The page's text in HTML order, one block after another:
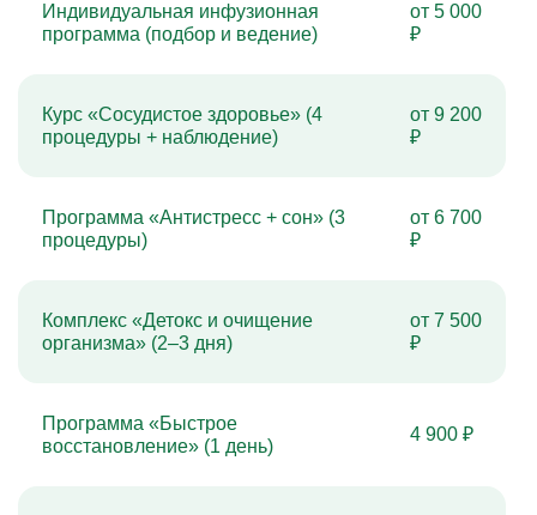
Индивидуальная инфузионная
программа (подбор и ведение)
от 5 000
₽
Курс «Сосудистое здоровье» (4
процедуры + наблюдение)
от 9 200
₽
Программа «Антистресс + сон» (3
процедуры)
от 6 700
₽
Комплекс «Детокс и очищение
организма» (2–3 дня)
от 7 500
₽
Программа «Быстрое
восстановление» (1 день)
4 900 ₽